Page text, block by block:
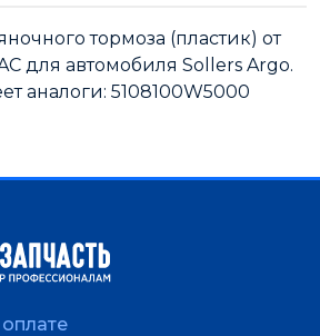
тормоза (пластик) от
для автомобиля Sollers Argo.
аналоги: 5108100W5000